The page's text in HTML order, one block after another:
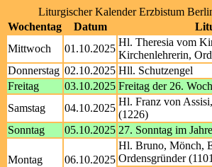
Liturgischer Kalender Erzbistum
Wochentag
Datum
Mittwoch
01.10.2025
Hl. Theresia vom
Kirchenlehrerin,
Donnerstag 02.10.2025 Hll. Schutzengel
Freitag
03.10.2025 Freitag der 26.
Samstag
04.10.2025
Hl. Franz von
(1226)
Sonntag
05.10.2025 27. Sonntag im
Montag 06.10.2025
Hl. Bruno, Mönch,
Ordensgründer